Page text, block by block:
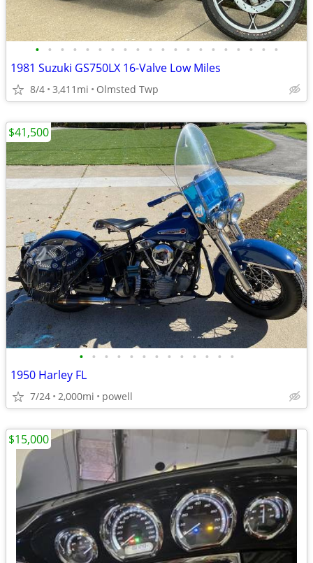
• • • • • • • • • • • • • • • • • • • •
1981 Suzuki GS750LX 16-Valve Low Miles
8/4 3,411mi Olmsted Twp
• • • • • • • • • • • • •
1950 Harley FL
7/24 2,000mi powell
$41,500
$15,000